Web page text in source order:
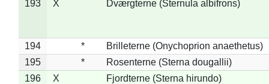
193
X Dværgterne (Sternula albifrons)
194 *
Brilleterne (Onychoprion anaethetus)
195
*
Rosenterne (Sterna dougallii)
196
X Fjordterne (Sterna hirundo)